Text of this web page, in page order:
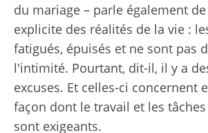
du mariage – parle également
explicite des réalités de la vie :
fatigués, épuisés et ne sont pas
l'intimité. Pourtant, dit-il, il y a
excuses. Et celles-ci concernent
façon dont le travail et les
sont exigeants.